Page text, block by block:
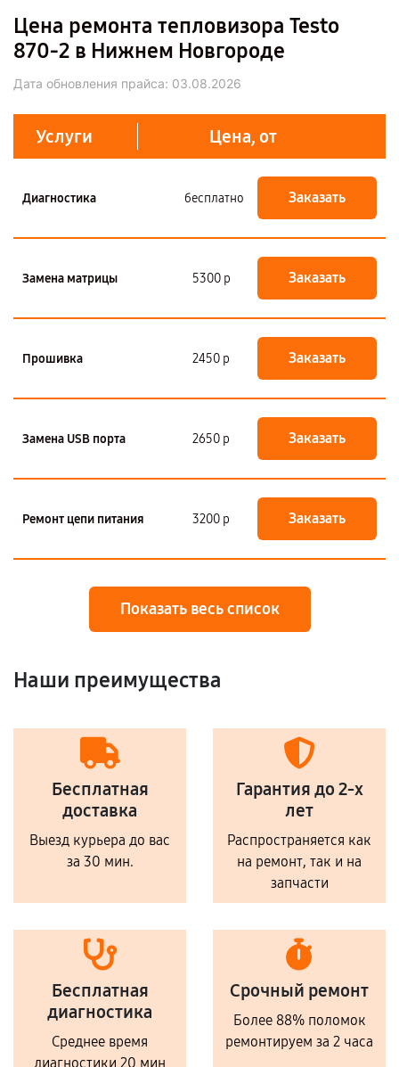
Цена ремонта тепловизора Testo
870-2 в Нижнем Новгороде
Дата обновления прайса: 03.08.2026
Услуги Цена, от
Диагностика бесплатно Заказать
Замена матрицы 5300 р Заказать
Прошивка 2450 р Заказать
Замена USB порта 2650 р Заказать
Ремонт цепи питания 3200 р Заказать
Показать весь список
Наши преимущества
Бесплатная
доставка
Выезд курьера до вас
за 30 мин.
Гарантия до 2-х
лет
Распространяется как
на ремонт, так и на
запчасти
Бесплатная
диагностика
Среднее время
диагностики 20 мин
Срочный ремонт
Более 88% поломок
ремонтируем за 2 часа